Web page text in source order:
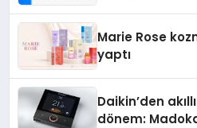
Marie Rose
yaptı
Daikin’den
dönem: